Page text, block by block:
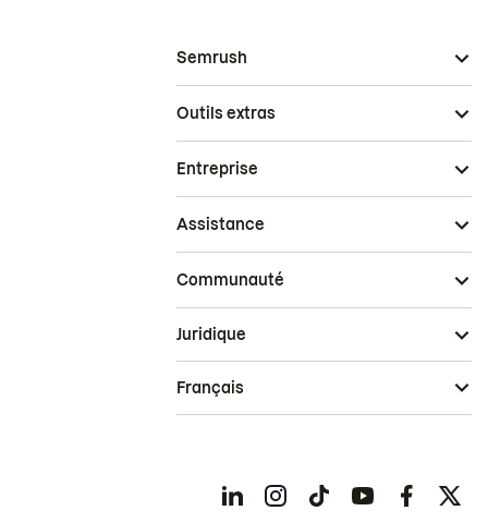
Semrush
Outils extras
Entreprise
Assistance
Communauté
Juridique
Français